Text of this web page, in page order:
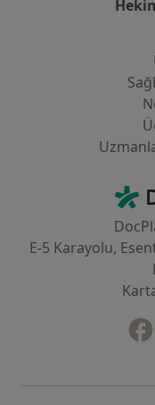
E-5 Karayolu,